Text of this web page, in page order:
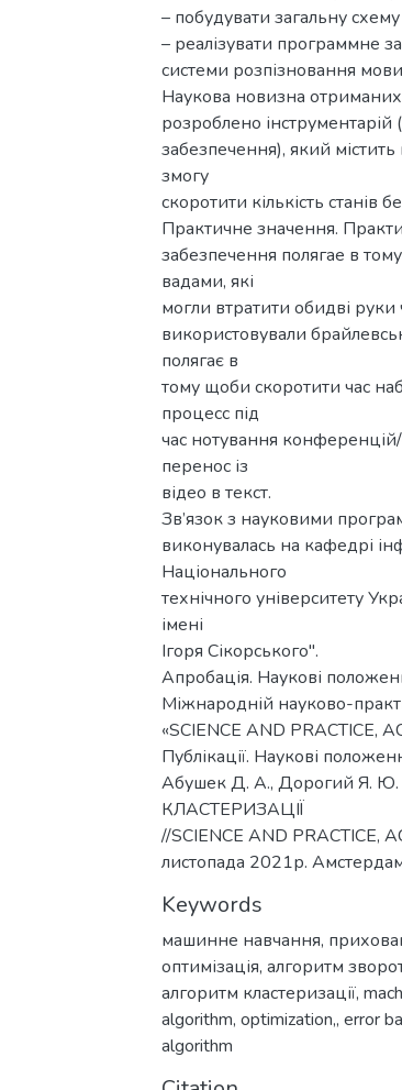
– побудувати загальну
– реалізувати программне
системи розпізновання
Наукова новизна отриманих
розроблено
забезпечення), який
змогу
скоротити кількість станів
Практичне значення.
забезпечення полягае в
вадами, які
могли втратити обидві
використовували
полягає в
тому щоби скоротити час
процесс під
час нотування
перенос із
відео в текст.
Зв’язок з науковими
виконувалась на кафедрі
Національного
технічного університету
імені
Ігоря Сікорського".
Апробація. Наукові
Міжнародній науково-
«SCIENCE AND PRACTICE,
Публікації. Наукові
Абушек Д. А., Дорогий
КЛАСТЕРИЗАЦІЇ
//SCIENCE AND PRACTICE,
листопада 2021р.
Keywords
машинне навчання,
оптимізація, алгоритм
алгоритм кластеризації,
algorithm, optimization,, error
algorithm